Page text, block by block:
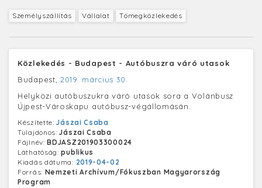
Személyszállítás Vállalat Tömegközlekedés
Közlekedés - Budapest - Autóbuszra váró utasok
Budapest, 2019. március 30.
Helyközi autóbuszukra váró utasok sora a Volánbusz
Újpest-Városkapu autóbusz-végállomásán.
Készítette:Jászai Csaba
Tulajdonos:Jászai Csaba
Fájlnév:BDJASZ201903300024
Láthatóság:publikus
Kiadás dátuma: 2019-04-02
Forrás: Nemzeti Archívum/Fókuszban Magyarország
Program